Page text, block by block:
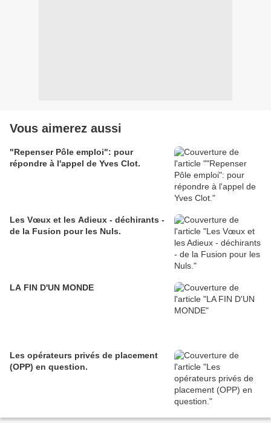
Vous aimerez aussi
"Repenser Pôle emploi": pour
répondre à l'appel de Yves Clot.
Les Vœux et les Adieux - déchirants -
de la Fusion pour les Nuls.
LA FIN D'UN MONDE
Les opérateurs privés de placement
(OPP) en question.